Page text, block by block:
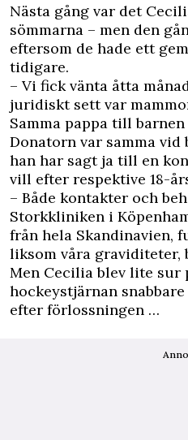
Nästa gång var det
sömmarna – men den
eftersom de hade ett
tidigare.
– Vi fick vänta åtta
juridiskt sett var
Samma pappa till barnen
Donatorn var samma
han har sagt ja till en
vill efter respektive 18-
– Både kontakter och
Storkkliniken i
från hela Skandinavien,
liksom våra graviditeter,
Men Cecilia blev lite sur
hockeystjärnan
efter förlossningen …